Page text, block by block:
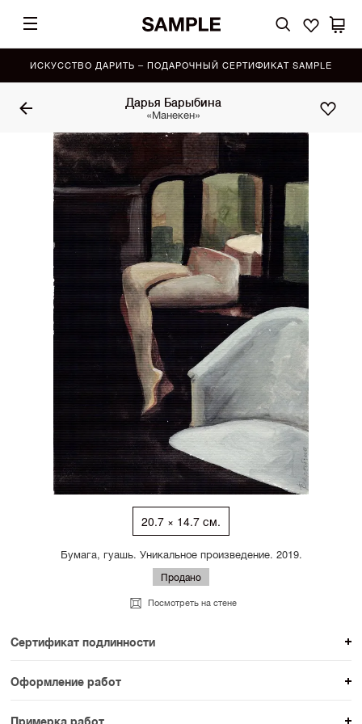
ИСКУССТВО ДАРИТЬ – ПОДАРОЧНЫЙ СЕРТИФИКАТ SAMPLE
Дарья Барыбина
«Манекен»
20.7 × 14.7 см.
Бумага, гуашь. Уникальное произведение. 2019.
Продано
Посмотреть на стене
Сертификат подлинности
К каждому авторскому произведению мы
прикладываем сертификат подлинности. Для товаров
раздела SAMPLE СЕРИЯ сертификаты не
Оформление работ
При покупке произведения вы можете выбрать и
Примерка работ